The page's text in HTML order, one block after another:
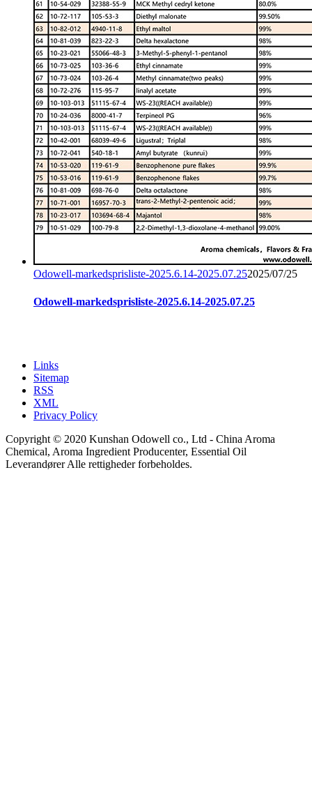
Odowell-markedsprisliste-2025.6.14-2025.07.252025/07/25
Odowell-markedsprisliste-2025.6.14-2025.07.25
Links
Sitemap
RSS
XML
Privacy Policy
Copyright © 2020 Kunshan Odowell co., Ltd - China Aroma
Chemical, Aroma Ingredient Producenter, Essential Oil
Leverandører Alle rettigheder forbeholdes.